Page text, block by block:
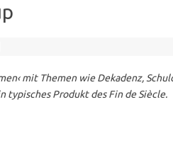
mit Themen wie Dekadenz,
typisches Produkt des Fin de Siècle.